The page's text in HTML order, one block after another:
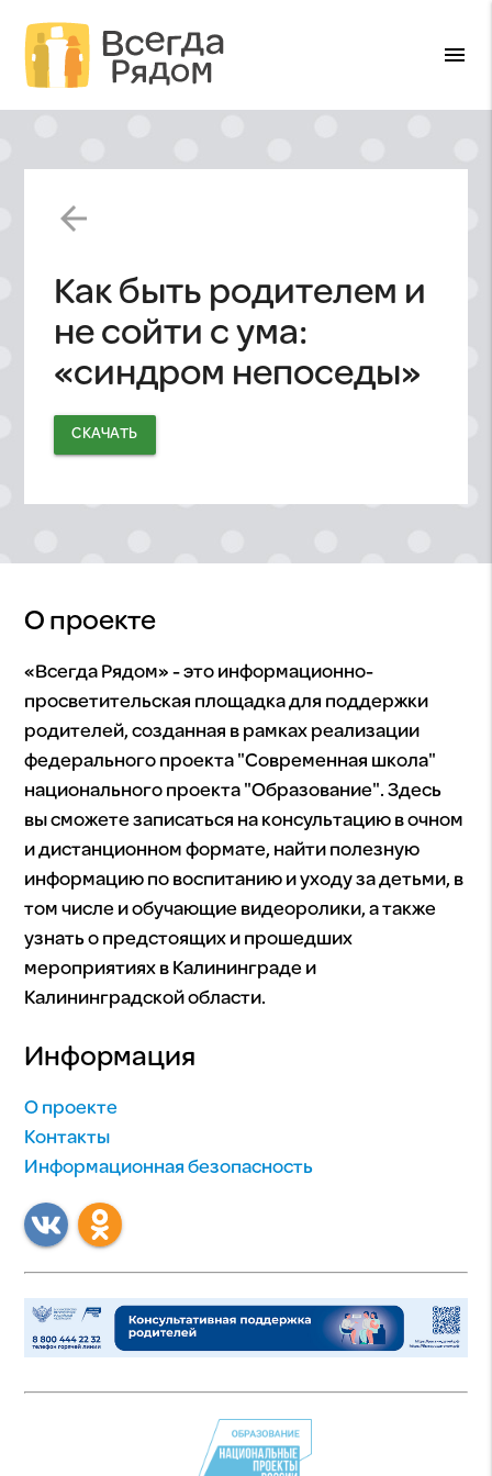
menu
arrow_back
Как быть родителем и
не сойти с ума:
«синдром непоседы»
СКАЧАТЬ
О проекте
«Всегда Рядом» - это информационно-
просветительская площадка для поддержки
родителей, созданная в рамках реализации
федерального проекта "Современная школа"
национального проекта "Образование". Здесь
вы сможете записаться на консультацию в очном
и дистанционном формате, найти полезную
информацию по воспитанию и уходу за детьми, в
том числе и обучающие видеоролики, а также
узнать о предстоящих и прошедших
мероприятиях в Калининграде и
Калининградской области.
Информация
О проекте
Контакты
Информационная безопасность